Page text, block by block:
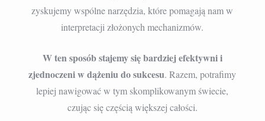
zyskujemy wspólne narzędzia, które pomagają nam w
interpretacji złożonych mechanizmów.
W ten sposób stajemy się bardziej efektywni i
zjednoczeni w dążeniu do sukcesu. Razem, potrafimy
lepiej nawigować w tym skomplikowanym świecie,
czując się częścią większej całości.